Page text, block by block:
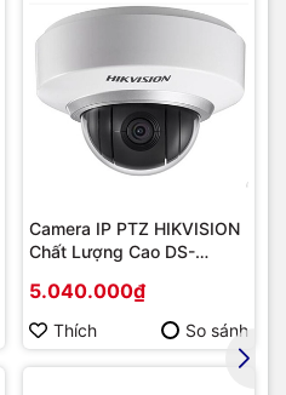
Camera IP PTZ HIKVISION
Chất Lượng Cao DS-
5.040.000₫
Thích So sánh